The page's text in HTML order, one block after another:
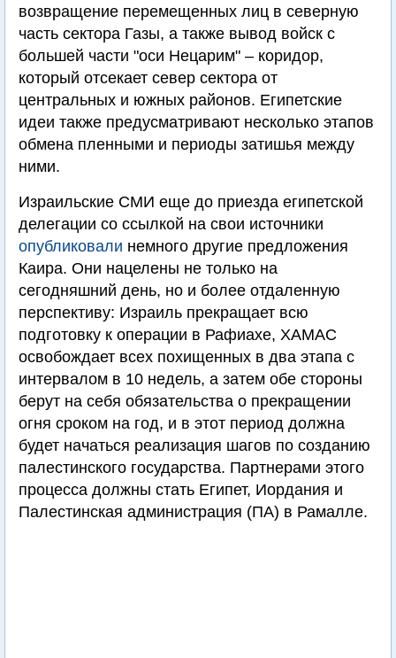
возвращение перемещенных лиц в северную
часть сектора Газы, а также вывод войск с
большей части "оси Нецарим" – коридор,
который отсекает север сектора от
центральных и южных районов. Египетские
идеи также предусматривают несколько этапов
обмена пленными и периоды затишья между
ними.
Израильские СМИ еще до приезда египетской
делегации со ссылкой на свои источники
опубликовали немного другие предложения
Каира. Они нацелены не только на
сегодняшний день, но и более отдаленную
перспективу: Израиль прекращает всю
подготовку к операции в Рафиахе, ХАМАС
освобождает всех похищенных в два этапа с
интервалом в 10 недель, а затем обе стороны
берут на себя обязательства о прекращении
огня сроком на год, и в этот период должна
будет начаться реализация шагов по созданию
палестинского государства. Партнерами этого
процесса должны стать Египет, Иордания и
Палестинская администрация (ПА) в Рамалле.